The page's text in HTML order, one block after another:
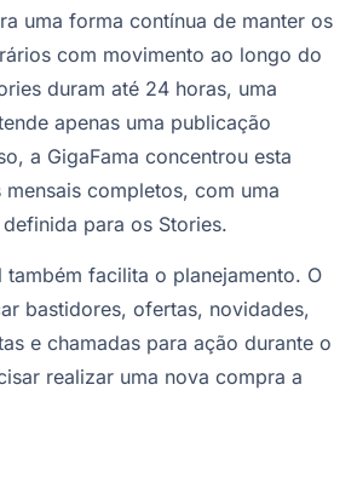
uma forma contínua de manter os
com movimento ao longo do
duram até 24 horas, uma
apenas uma publicação
a GigaFama concentrou esta
completos, com uma
para os Stories.
também facilita o planejamento. O
bastidores, ofertas, novidades,
e chamadas para ação durante o
realizar uma nova compra a